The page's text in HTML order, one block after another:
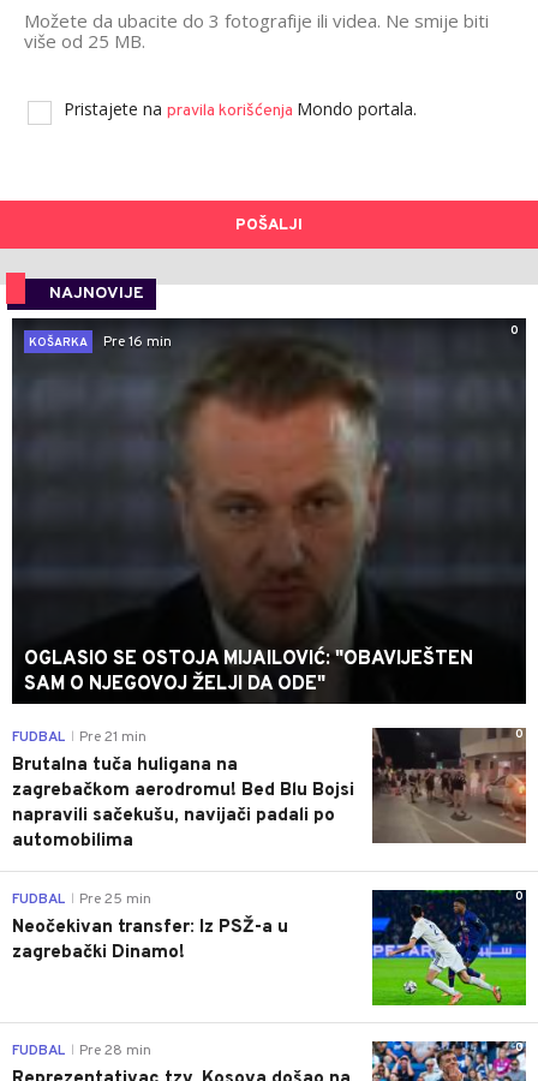
Možete da ubacite do 3 fotografije ili videa. Ne smije biti
više od 25 MB.
Pristajete na pravila korišćenja Mondo portala.
POŠALJI
NAJNOVIJE
0
KOŠARKA
Pre 16 min
OGLASIO SE OSTOJA MIJAILOVIĆ: "OBAVIJEŠTEN
SAM O NJEGOVOJ ŽELJI DA ODE"
0
FUDBAL Pre 21 min
Brutalna tuča huligana na
zagrebačkom aerodromu! Bed Blu Bojsi
napravili sačekušu, navijači padali po
automobilima
0
FUDBAL Pre 25 min
Neočekivan transfer: Iz PSŽ-a u
zagrebački Dinamo!
0
FUDBAL Pre 28 min